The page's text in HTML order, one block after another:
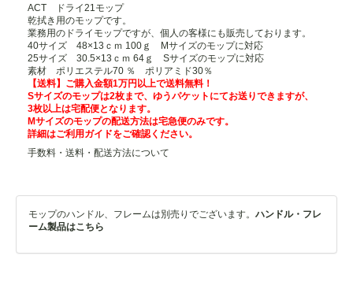
ACT ドライ21モップ
乾拭き用のモップです。
業務用のドライモップですが、個人の客様にも販売しております。
40サイズ 48×13ｃｍ 100ｇ Mサイズのモップに対応
25サイズ 30.5×13ｃｍ 64ｇ Sサイズのモップに対応
素材 ポリエステル70 ％ ポリアミド30％
【送料】ご購入金額1万円以上で送料無料！
Sサイズのモップは2枚まで、ゆうパケットにてお送りできますが、
3枚以上は宅配便となります。
Mサイズのモップの配送方法は宅急便のみです。
詳細はご利用ガイドをご確認ください。
手数料・送料・配送方法について
モップのハンドル、フレームは別売りでございます。 ハンドル・フレ
ーム製品はこちら